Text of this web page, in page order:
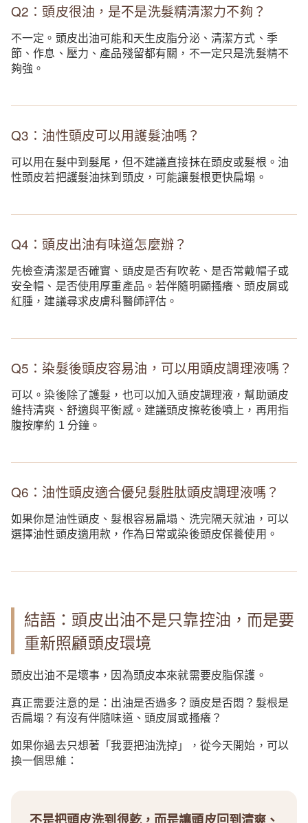
Q2：頭皮很油，是不是洗髮精清潔力不夠？
不一定。頭皮出油可能和天生皮脂分泌、清潔方式、季
節、作息、壓力、產品殘留都有關，不一定只是洗髮精不
夠強。
Q3：油性頭皮可以用護髮油嗎？
可以用在髮中到髮尾，但不建議直接抹在頭皮或髮根。油
性頭皮若把護髮油抹到頭皮，可能讓髮根更快扁塌。
Q4：頭皮出油有味道怎麼辦？
先檢查清潔是否確實、頭皮是否有吹乾、是否常戴帽子或
安全帽、是否使用厚重產品。若伴隨明顯搔癢、頭皮屑或
紅腫，建議尋求皮膚科醫師評估。
Q5：染髮後頭皮容易油，可以用頭皮調理液嗎？
可以。染後除了護髮，也可以加入頭皮調理液，幫助頭皮
維持清爽、舒適與平衡感。建議頭皮擦乾後噴上，再用指
腹按摩約 1 分鐘。
Q6：油性頭皮適合優兒髮胜肽頭皮調理液嗎？
如果你是油性頭皮、髮根容易扁塌、洗完隔天就油，可以
選擇油性頭皮適用款，作為日常或染後頭皮保養使用。
結語：頭皮出油不是只靠控油，而是要
重新照顧頭皮環境
頭皮出油不是壞事，因為頭皮本來就需要皮脂保護。
真正需要注意的是：出油是否過多？頭皮是否悶？髮根是
否扁塌？有沒有伴隨味道、頭皮屑或搔癢？
如果你過去只想著「我要把油洗掉」，從今天開始，可以
換一個思維：
不是把頭皮洗到很乾，而是讓頭皮回到清爽、